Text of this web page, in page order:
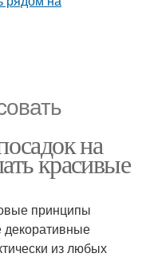
на
красивые
принципы
декоративные
из любых